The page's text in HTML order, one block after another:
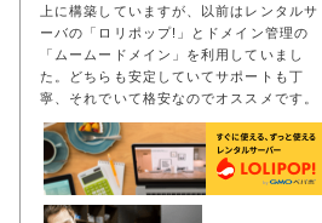
上に構築していますが、以前はレンタルサ
ーバの「ロリポップ!」とドメイン管理の
「ムームードメイン」を利用していまし
た。どちらも安定していてサポートも丁
寧、それでいて格安なのでオススメです。